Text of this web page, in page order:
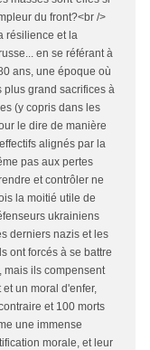
du front?<br />
résilience et la
en se référant à
ans, une époque où
plus grand sacrifices à
(y copris dans les
le dire de manière
alignés par la
pas aux pertes
et contrôler ne
la moitié utile de
ukrainiens
derniers nazis et les
ont forcés à se battre
mais ils compensent
un moral d'enfer,
et 100 morts
une immense
morale, et leur